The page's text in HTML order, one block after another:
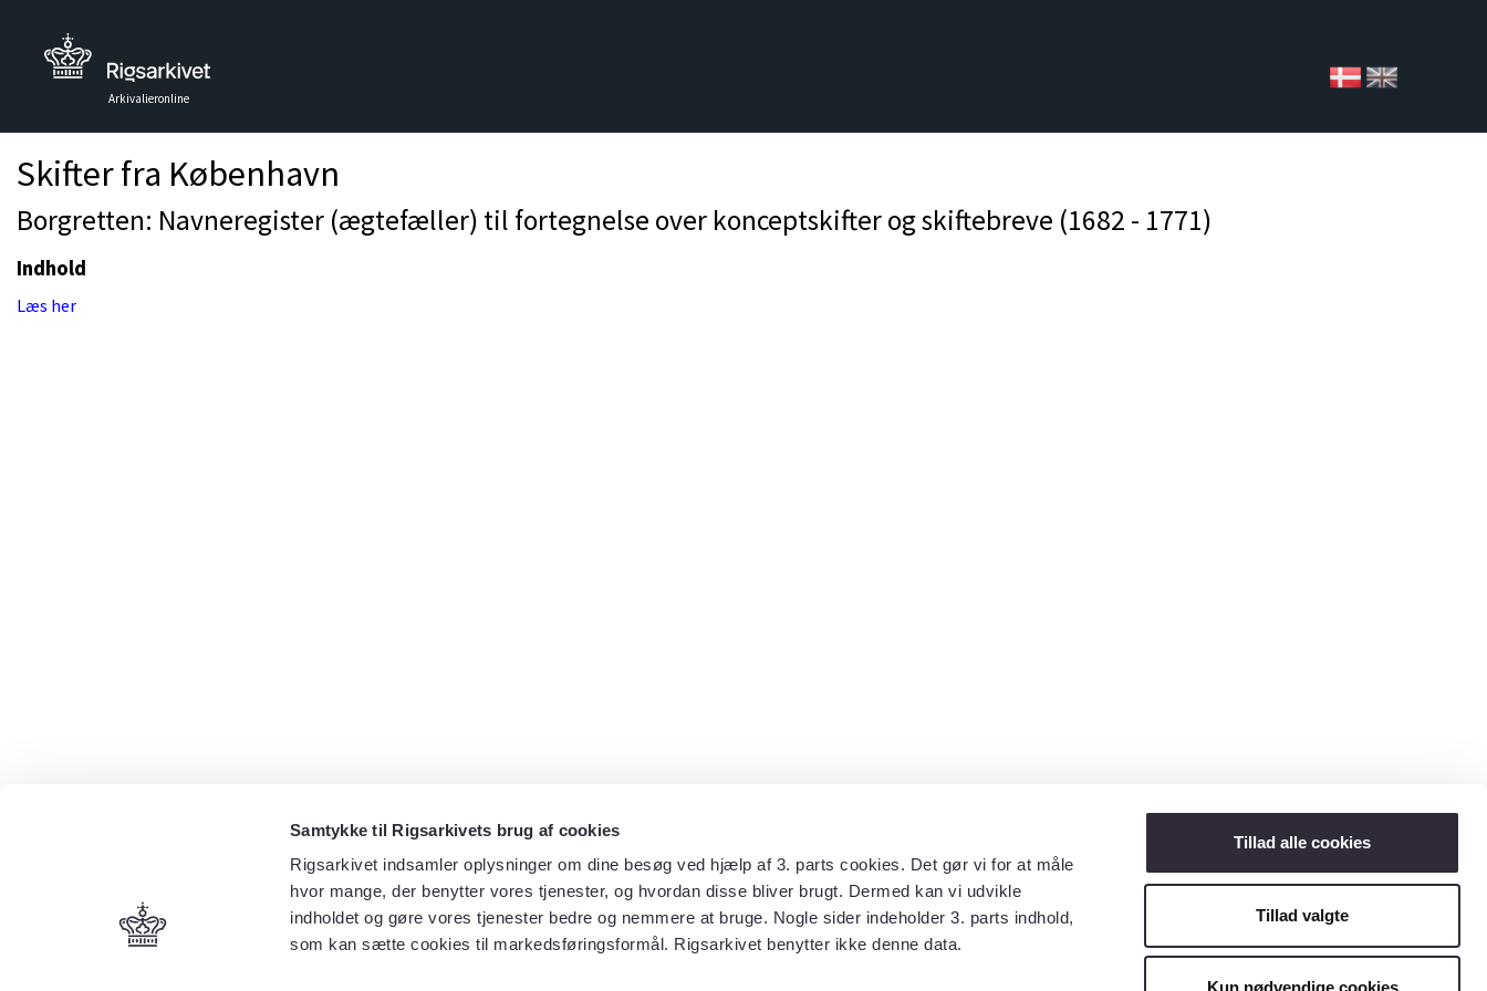
Samtykke til Rigsarkivets brug af cookies
Rigsarkivet indsamler oplysninger om dine besøg ved hjælp af 3. parts cookies. Det gør vi for at måle
hvor mange, der benytter vores tjenester, og hvordan disse bliver brugt. Dermed kan vi udvikle
indholdet og gøre vores tjenester bedre og nemmere at bruge. Nogle sider indeholder 3. parts indhold,
som kan sætte cookies til markedsføringsformål. Rigsarkivet benytter ikke denne data.
Tillad alle cookies
Tillad valgte
Kun nødvendige cookies
Arkivalieronline
Skifter fra København
Borgretten: Navneregister (ægtefæller) til fortegnelse over konceptskifter og skiftebreve (1682 - 1771)
Indhold
Læs her